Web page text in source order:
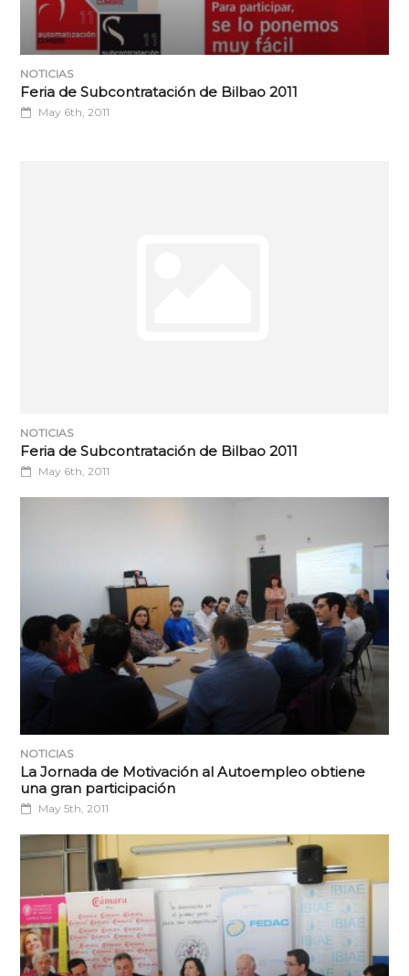
NOTICIAS
Feria de Subcontratación de Bilbao 2011
May 6th, 2011
NOTICIAS
Feria de Subcontratación de Bilbao 2011
May 6th, 2011
NOTICIAS
La Jornada de Motivación al Autoempleo obtiene
una gran participación
May 5th, 2011